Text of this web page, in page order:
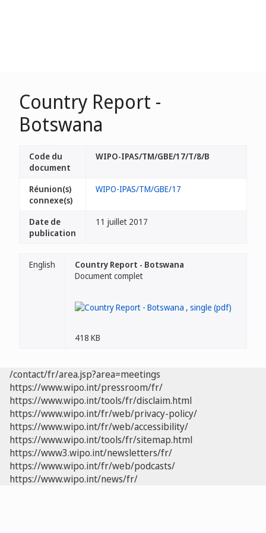
Country Report -
Botswana
Code du
document
WIPO-IPAS/TM/GBE/17/T/8/B
Réunion(s)
connexe(s)
WIPO-IPAS/TM/GBE/17
Date de
publication
11 juillet 2017
English
Country Report - Botswana
Document complet
418 KB
/contact/fr/area.jsp?area=meetings
https://www.wipo.int/pressroom/fr/
https://www.wipo.int/tools/fr/disclaim.html
https://www.wipo.int/fr/web/privacy-policy/
https://www.wipo.int/fr/web/accessibility/
https://www.wipo.int/tools/fr/sitemap.html
https://www3.wipo.int/newsletters/fr/
https://www.wipo.int/fr/web/podcasts/
https://www.wipo.int/news/fr/